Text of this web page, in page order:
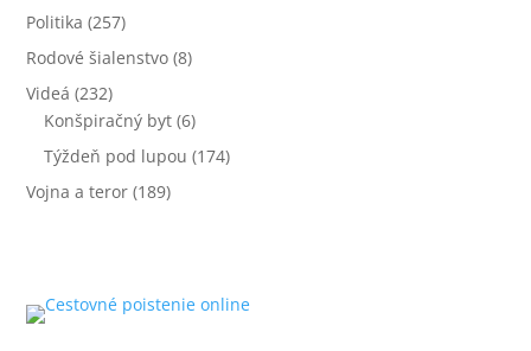
Politika (257)
Rodové šialenstvo (8)
Videá (232)
Konšpiračný byt (6)
Týždeň pod lupou (174)
Vojna a teror (189)